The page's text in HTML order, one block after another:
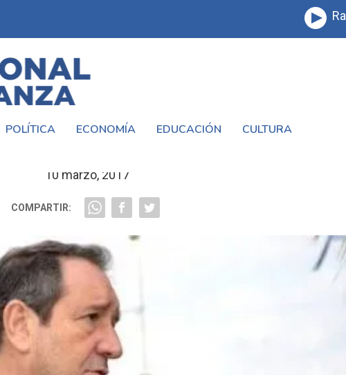
POLÍTICA ECONOMÍA EDUCACIÓN CULTURA
10 marzo, 2017
COMPARTIR: